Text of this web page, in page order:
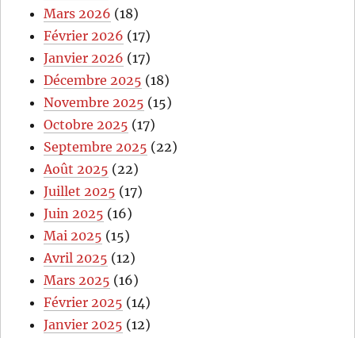
Mars 2026 (18)
Février 2026 (17)
Janvier 2026 (17)
Décembre 2025 (18)
Novembre 2025 (15)
Octobre 2025 (17)
Septembre 2025 (22)
Août 2025 (22)
Juillet 2025 (17)
Juin 2025 (16)
Mai 2025 (15)
Avril 2025 (12)
Mars 2025 (16)
Février 2025 (14)
Janvier 2025 (12)